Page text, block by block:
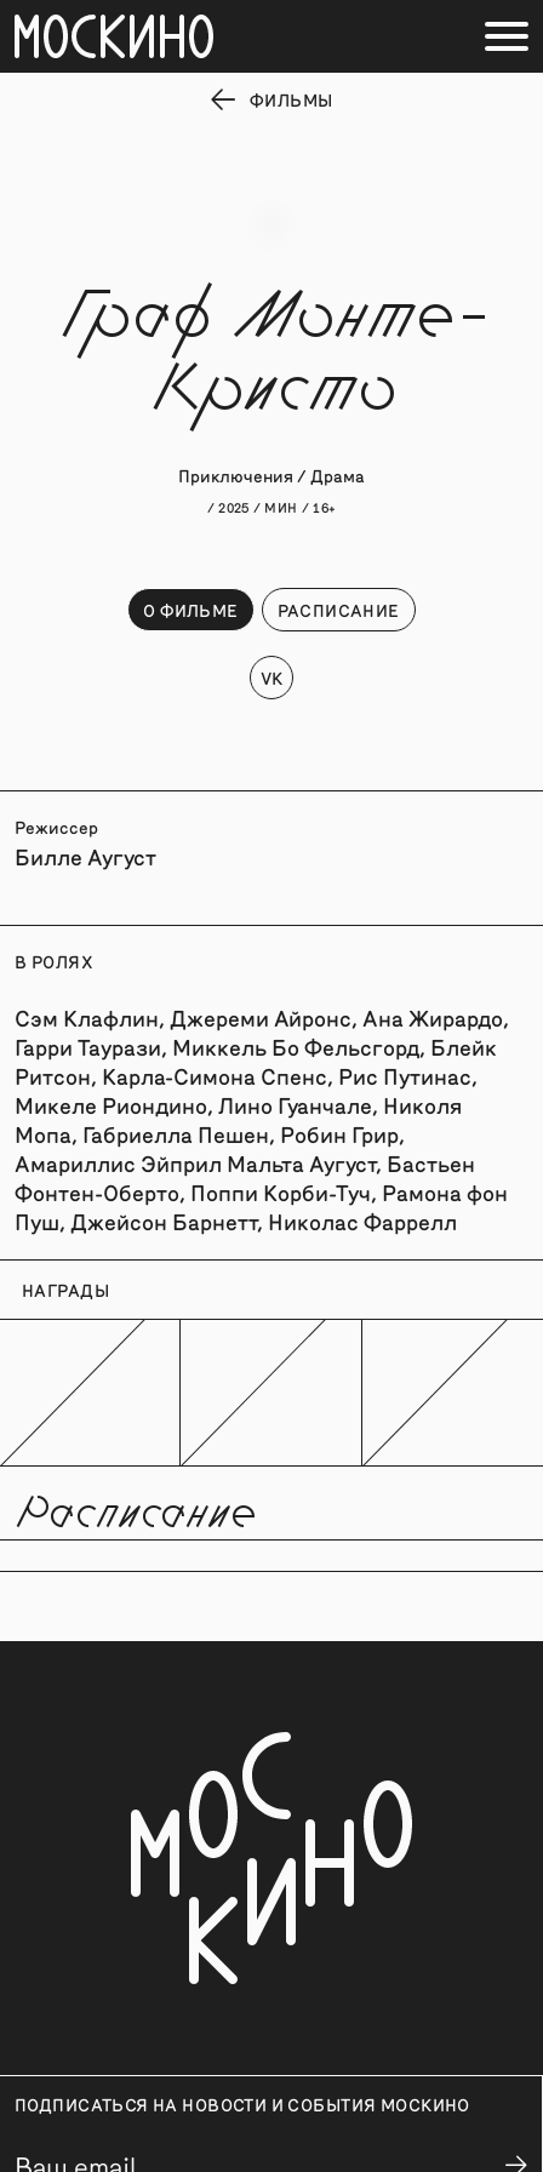
ФИЛЬМЫ
Граф Монте-
Кристо
Приключения / Драма
/ 2025 / МИН / 16+
О ФИЛЬМЕ РАСПИСАНИЕ
VK
Режиссер
Билле Аугуст
В РОЛЯХ
Сэм Клафлин, Джереми Айронс, Ана Жирардо,
Гарри Таурази, Миккель Бо Фельсгорд, Блейк
Ритсон, Карла-Симона Спенс, Рис Путинас,
Микеле Риондино, Лино Гуанчале, Николя
Мопа, Габриелла Пешен, Робин Грир,
Амариллис Эйприл Мальта Аугуст, Бастьен
Фонтен-Оберто, Поппи Корби-Туч, Рамона фон
Пуш, Джейсон Барнетт, Николас Фаррелл
НАГРАДЫ
Расписание
ПОДПИСАТЬСЯ НА НОВОСТИ И СОБЫТИЯ МОСКИНО